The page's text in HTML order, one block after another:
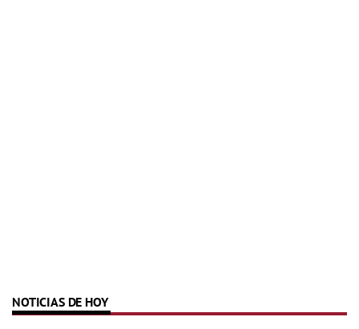
NOTICIAS DE HOY